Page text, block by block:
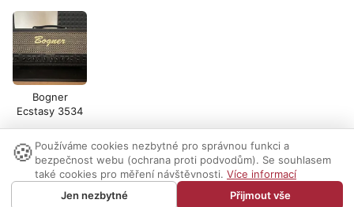
Bogner
Ecstasy 3534
Nastavení cookies | Vzhled:světlý tmavý | Kontakt
© 1999-2026 AUDIO PARTNER s.r.o.
🍪 Používáme cookies nezbytné pro správnou funkci a
bezpečnost webu (ochrana proti podvodům). Se souhlasem
také cookies pro měření návštěvnosti. Více informací
Jen nezbytné
Přijmout vše